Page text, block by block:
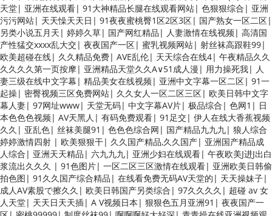
天堂| 亚洲在线观看| 91大神精品长腿在线观看网站| 色狠狠综合 | 亚洲
污污网站| 天天懆天天日 | 91夜夜蜜桃臀1区2区3区| 国产熟女一区二区|
另类小说五月天 | 婷婷久草| 国产网红精品 | 人妻激情在线视频| 高清国
产性猛交xxxx乱大交| 夜夜国产一区| 蜜乳视频网站| 射丝袜高跟鞋99|
欧美超碰在线| 久久精品免费| AVE乱伦| 天天综合在线4| 午夜精品久久
久久久久第一页按摩| 亚洲精品天堂久久A∨51成人漫 | 用力操死我| 人
妻三级在线中文字幕 | 精品美女在线视频| 亚洲中文字幕一区二区| 91一
起操| 密臀视频三区免费网站| 久久女人一区二区三区| 欧美日韩中文字
幕人妻| 97网址www| 天堂无码| 中文字幕AV片| 极品综合 | 色网1 | 日
本色色色视频| AV天黑人 | 有码免费观看| 91足交| 伊人在线大香蕉视频
久久 | 亚乱色| 丝袜美腿91 | 色色色综合网 | 国产精品九九九| 狼人综合
婷婷激情四射 | 欧美狠狠干| 久久国产精品,久久国产| 亚洲国产精品成
人综合 | 亚洲天天精品 | 六九九九| 亚洲少妇在线观看| 午夜欧美J进J出白
浆流出久久久 | 91色图片| 一区二区三区激情在线观看| 亚洲欧美日韩偷
拍色图 | 91久久国产综合精品 | 在线看免费无码AV天堂的 | 天天操妹子|
成人AV素股で擦久久 | 欧美日韩国产另类综合 | 97久久久久 | 超碰 av 女
人天堂| 天天日天天插| A V视频日本 | 狠狠色五月亚洲91 | 夜夜国产一